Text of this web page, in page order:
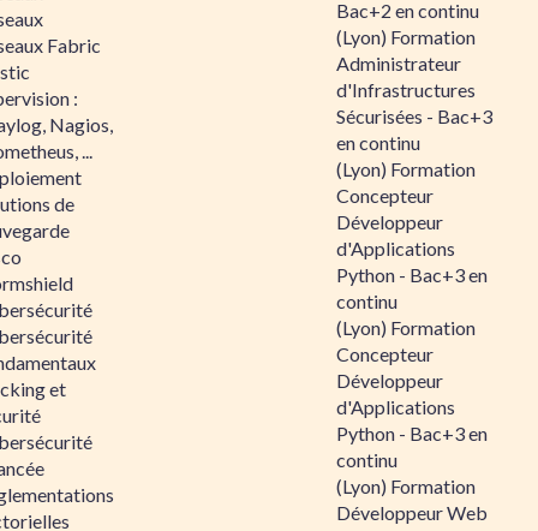
Fabric
:
Nagios,
...
de
et
Bac+2 en continu
(Lyon) Formation
Administrateur
d'Infrastructures
Sécurisées - Bac+3
en continu
(Lyon) Formation
Concepteur
Développeur
d'Applications
Python - Bac+3 en
continu
(Lyon) Formation
Concepteur
Développeur
d'Applications
Python - Bac+3 en
continu
(Lyon) Formation
Développeur Web